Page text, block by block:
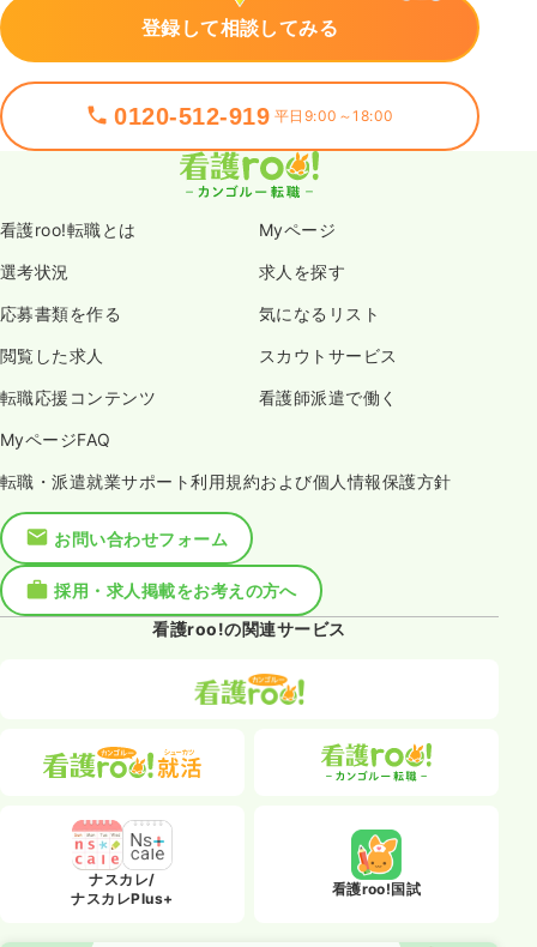
登録して相談してみる
0120-512-919 平日9:00～18:00
看護roo!転職とは Myページ
選考状況 求人を探す
応募書類を作る 気になるリスト
閲覧した求人 スカウトサービス
転職応援コンテンツ 看護師派遣で働く
MyページFAQ
転職・派遣就業サポート利用規約および個人情報保護方針
お問い合わせフォーム
採用・求人掲載をお考えの方へ
看護roo!の関連サービス
ナスカレ/
ナスカレPlus+
看護roo!国試